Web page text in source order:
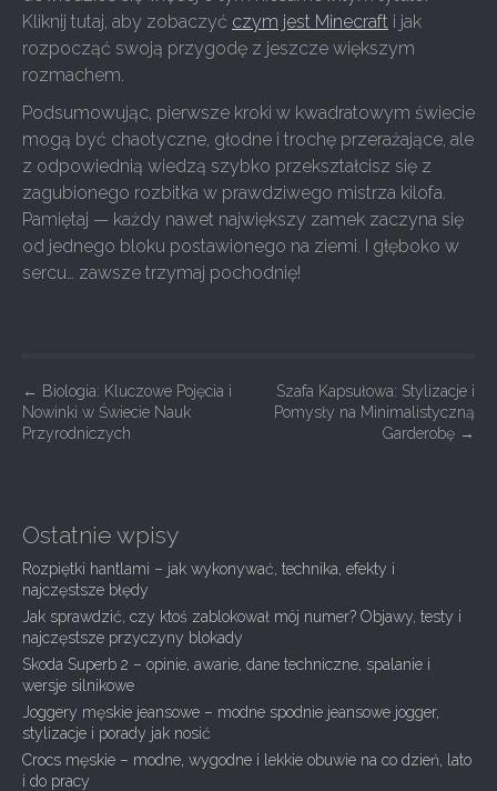
Kliknij tutaj, aby zobaczyć czym jest Minecraft i jak
rozpocząć swoją przygodę z jeszcze większym
rozmachem.
Podsumowując, pierwsze kroki w kwadratowym świecie
mogą być chaotyczne, głodne i trochę przerażające, ale
z odpowiednią wiedzą szybko przekształcisz się z
zagubionego rozbitka w prawdziwego mistrza kilofa.
Pamiętaj — każdy nawet największy zamek zaczyna się
od jednego bloku postawionego na ziemi. I głęboko w
sercu… zawsze trzymaj pochodnię!
P
o
n
a
v
i
g
a
t
i
o
← Biologia: Kluczowe Pojęcia i
Nowinki w Świecie Nauk
Przyrodniczych
Szafa Kapsułowa: Stylizacje i
Pomysły na Minimalistyczną
Garderobę →
Ostatnie wpisy
Rozpiętki hantlami – jak wykonywać, technika, efekty i
najczęstsze błędy
Jak sprawdzić, czy ktoś zablokował mój numer? Objawy, testy i
najczęstsze przyczyny blokady
Skoda Superb 2 – opinie, awarie, dane techniczne, spalanie i
wersje silnikowe
Joggery męskie jeansowe – modne spodnie jeansowe jogger,
stylizacje i porady jak nosić
Crocs męskie – modne, wygodne i lekkie obuwie na co dzień, lato
i do pracy